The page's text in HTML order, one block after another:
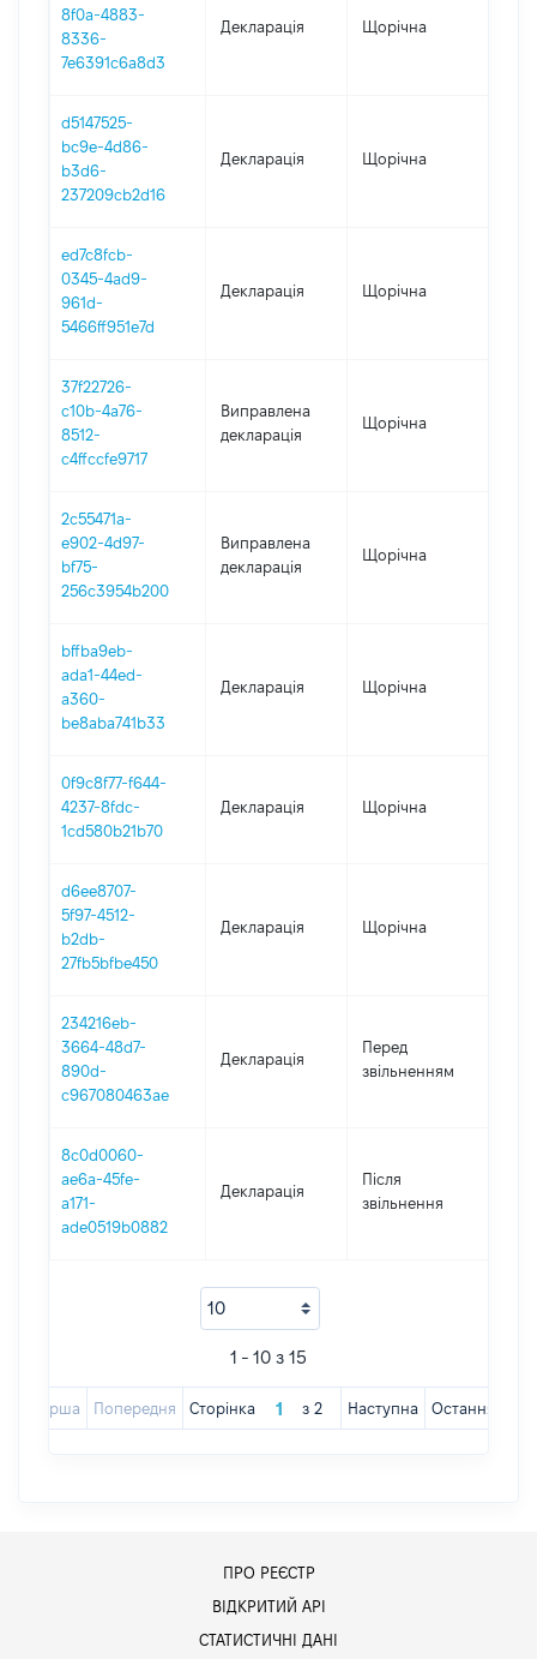
8f0a-4883-
8336-
7e6391c6a8d3
Декларація Щорічна
d5147525-
bc9e-4d86-
b3d6-
237209cb2d16
Декларація Щорічна
ed7c8fcb-
0345-4ad9-
961d-
5466ff951e7d
Декларація Щорічна
37f22726-
c10b-4a76-
8512-
c4ffccfe9717
Виправлена
декларація
Щорічна
2c55471a-
e902-4d97-
bf75-
256c3954b200
Виправлена
декларація
Щорічна
bffba9eb-
ada1-44ed-
a360-
be8aba741b33
Декларація Щорічна
0f9c8f77-f644-
4237-8fdc-
1cd580b21b70
Декларація Щорічна
d6ee8707-
5f97-4512-
b2db-
27fb5bfbe450
Декларація Щорічна
234216eb-
3664-48d7-
890d-
c967080463ae
Декларація
Перед
звільненням
8c0d0060-
ae6a-45fe-
a171-
ade0519b0882
Декларація
Після
звільнення
1 - 10 з 15
Перша Попередня Сторінка з 2 Наступна Остання
ПРО РЕЄСТР
ВІДКРИТИЙ АРІ
СТАТИСТИЧНІ ДАНІ